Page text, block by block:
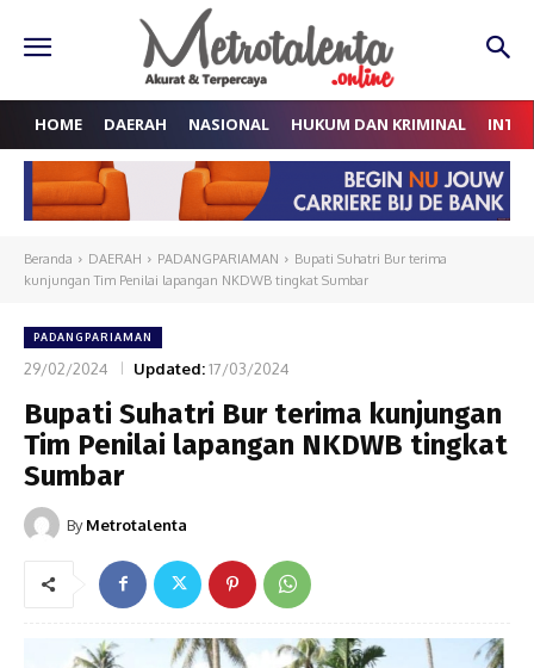
HOME DAERAH NASIONAL HUKUM DAN KRIMINAL
Beranda DAERAH PADANGPARIAMAN
Bupati Suhatri Bur terima
kunjungan Tim Penilai lapangan NKDWB tingkat Sumbar
PADANGPARIAMAN
29/02/2024 Updated:17/03/2024
Bupati Suhatri Bur terima kunjungan
Tim Penilai lapangan NKDWB tingkat
Sumbar
By Metrotalenta